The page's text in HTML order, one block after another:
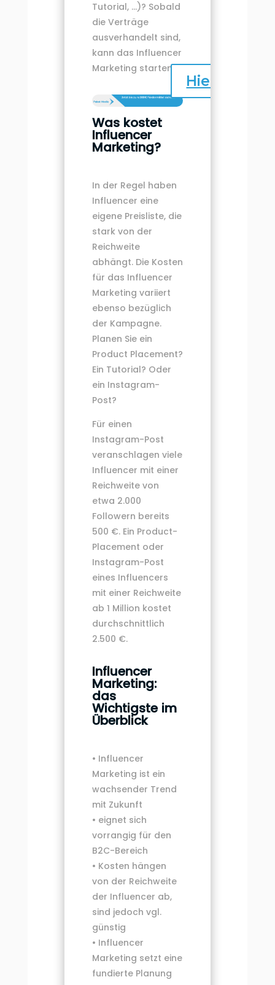
Tutorial, …)? Sobald
die Verträge
ausverhandelt sind,
kann das Influencer
Marketing starten.
Hier klicken
Was kostet
Influencer
Marketing?
In der Regel haben
Influencer eine
eigene Preisliste, die
stark von der
Reichweite
abhängt. Die Kosten
für das Influencer
Marketing variiert
ebenso bezüglich
der Kampagne.
Planen Sie ein
Product Placement?
Ein Tutorial? Oder
ein Instagram-
Post?
Für einen
Instagram-Post
veranschlagen viele
Influencer mit einer
Reichweite von
etwa 2.000
Followern bereits
500 €. Ein Product-
Placement oder
Instagram-Post
eines Influencers
mit einer Reichweite
ab 1 Million kostet
durchschnittlich
2.500 €.
Influencer
Marketing:
das
Wichtigste im
Überblick
• Influencer
Marketing ist ein
wachsender Trend
mit Zukunft
• eignet sich
vorrangig für den
B2C-Bereich
• Kosten hängen
von der Reichweite
der Influencer ab,
sind jedoch vgl.
günstig
• Influencer
Marketing setzt eine
fundierte Planung